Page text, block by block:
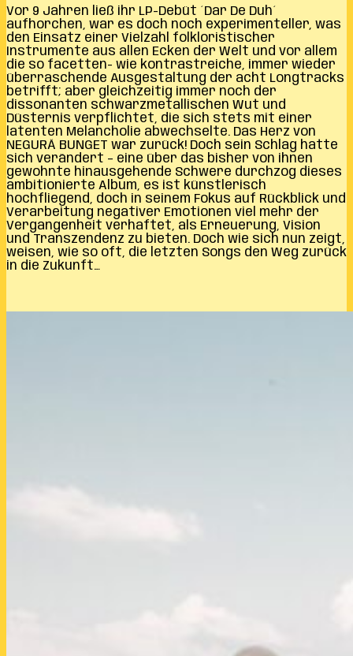
Vor 9 Jahren ließ ihr LP-Debüt ´Dar De Duh´
aufhorchen, war es doch noch experimenteller, was
den Einsatz einer Vielzahl folkloristischer
Instrumente aus allen Ecken der Welt und vor allem
die so facetten- wie kontrastreiche, immer wieder
überraschende Ausgestaltung der acht Longtracks
betrifft; aber gleichzeitig immer noch der
dissonanten schwarzmetallischen Wut und
Düsternis verpflichtet, die sich stets mit einer
latenten Melancholie abwechselte. Das Herz von
NEGURĂ BUNGET war zurück! Doch sein Schlag hatte
sich verändert – eine über das bisher von ihnen
gewohnte hinausgehende Schwere durchzog dieses
ambitionierte Album, es ist künstlerisch
hochfliegend, doch in seinem Fokus auf Rückblick und
Verarbeitung negativer Emotionen viel mehr der
Vergangenheit verhaftet, als Erneuerung, Vision
und Transzendenz zu bieten. Doch wie sich nun zeigt,
weisen, wie so oft, die letzten Songs den Weg zurück
in die Zukunft…